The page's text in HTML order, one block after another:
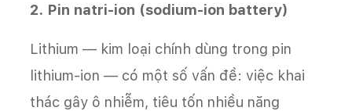
2. Pin natri-ion (sodium-ion battery)
Lithium — kim loại chính dùng trong pin
lithium-ion — có một số vấn đề: việc khai
thác gây ô nhiễm, tiêu tốn nhiều năng